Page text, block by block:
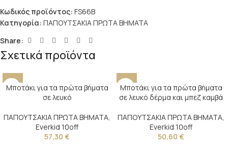
Κωδικός προϊόντος: FS66B
Κατηγορία: ΠΑΠΟΥΤΣΑΚΙΑ ΠΡΩΤΑ ΒΗΜΑΤΑ
Share:
Σχετικά προϊόντα
Μποτάκι για τα πρώτα βήματα
σε λευκό
ΠΑΠΟΥΤΣΑΚΙΑ ΠΡΩΤΑ ΒΗΜΑΤΑ,
Everkid 10off
57,30 €
Μποτάκι για τα πρώτα βήματα
σε λευκό δέρμα και μπεζ καμβά
ΠΑΠΟΥΤΣΑΚΙΑ ΠΡΩΤΑ ΒΗΜΑΤΑ,
Everkid 10off
50,60 €